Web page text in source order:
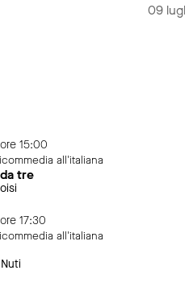
09
15:00
all'italiana
tre
17:30
all'italiana